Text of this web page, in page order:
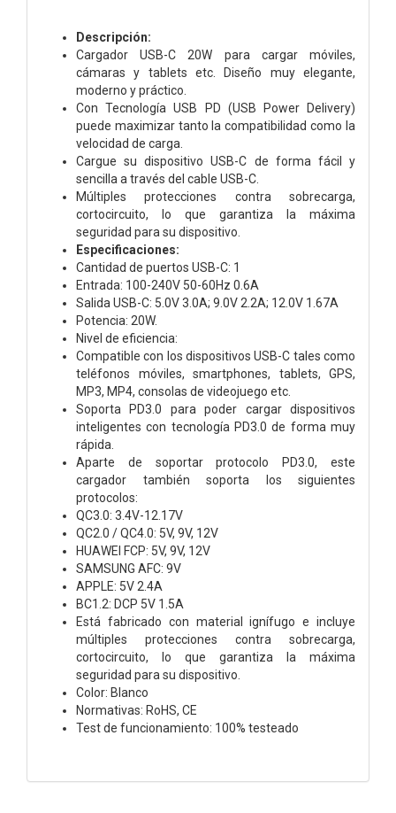
Descripción:
Cargador USB-C 20W para cargar móviles,
cámaras y tablets etc. Diseño muy elegante,
moderno y práctico.
Con Tecnología USB PD (USB Power Delivery)
puede maximizar tanto la compatibilidad como la
velocidad de carga.
Cargue su dispositivo USB-C de forma fácil y
sencilla a través del cable USB-C.
Múltiples protecciones contra sobrecarga,
cortocircuito, lo que garantiza la máxima
seguridad para su dispositivo.
Especificaciones:
Cantidad de puertos USB-C: 1
Entrada: 100-240V 50-60Hz 0.6A
Salida USB-C: 5.0V 3.0A; 9.0V 2.2A; 12.0V 1.67A
Potencia: 20W.
Nivel de eficiencia:
Compatible con los dispositivos USB-C tales como
teléfonos móviles, smartphones, tablets, GPS,
MP3, MP4, consolas de videojuego etc.
Soporta PD3.0 para poder cargar dispositivos
inteligentes con tecnología PD3.0 de forma muy
rápida.
Aparte de soportar protocolo PD3.0, este
cargador también soporta los siguientes
protocolos:
QC3.0: 3.4V-12.17V
QC2.0 / QC4.0: 5V, 9V, 12V
HUAWEI FCP: 5V, 9V, 12V
SAMSUNG AFC: 9V
APPLE: 5V 2.4A
BC1.2: DCP 5V 1.5A
Está fabricado con material ignífugo e incluye
múltiples protecciones contra sobrecarga,
cortocircuito, lo que garantiza la máxima
seguridad para su dispositivo.
Color: Blanco
Normativas: RoHS, CE
Test de funcionamiento: 100% testeado